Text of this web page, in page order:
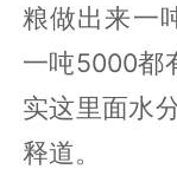
粮做出来一
一吨5000都
实这里面水
释道。